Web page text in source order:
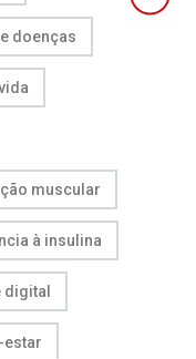
doenças
muscular
à insulina
digital
estar